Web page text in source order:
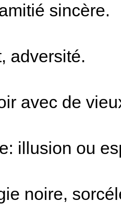
sincère.
adversité.
avec de
illusion ou
noire,